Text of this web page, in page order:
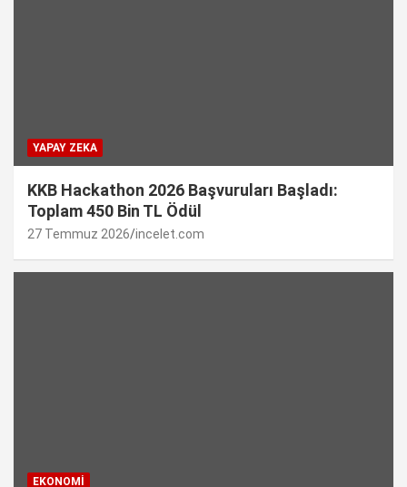
YAPAY ZEKA
KKB Hackathon 2026 Başvuruları Başladı:
Toplam 450 Bin TL Ödül
27 Temmuz 2026 incelet.com
EKONOMI